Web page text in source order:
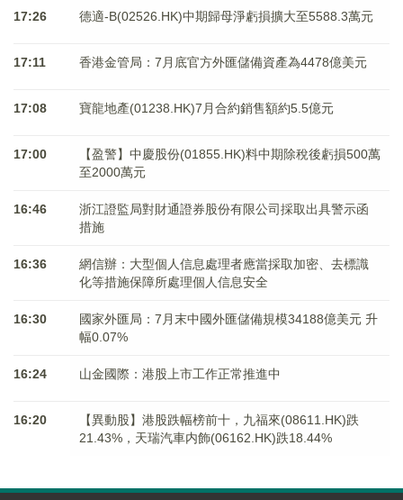
17:26 德適-B(02526.HK)中期歸母淨虧損擴大至5588.3萬元
17:11 香港金管局：7月底官方外匯儲備資產為4478億美元
17:08 寶龍地產(01238.HK)7月合約銷售額約5.5億元
17:00
【盈警】中慶股份(01855.HK)料中期除稅後虧損500萬
至2000萬元
16:46
浙江證監局對財通證券股份有限公司採取出具警示函
措施
16:36
網信辦：大型個人信息處理者應當採取加密、去標識
化等措施保障所處理個人信息安全
16:30
國家外匯局：7月末中國外匯儲備規模34188億美元 升
幅0.07%
16:24 山金國際：港股上市工作正常推進中
16:20
【異動股】港股跌幅榜前十，九福來(08611.HK)跌
21.43%，天瑞汽車内飾(06162.HK)跌18.44%